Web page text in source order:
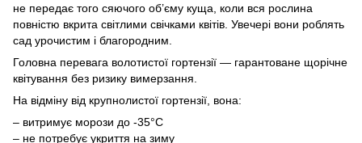
не передає того сяючого об’єму куща, коли вся рослина
повністю вкрита світлими свічками квітів. Увечері вони роблять
сад урочистим і благородним.
Головна перевага волотистої гортензії — гарантоване щорічне
квітування без ризику вимерзання.
На відміну від крупнолистої гортензії, вона:
– витримує морози до -35°C
– не потребує укриття на зиму